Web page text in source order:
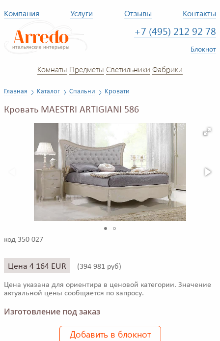
Компания Услуги Отзывы Контакты
+7 (495) 212 92 78
Блокнот
Комнаты Предметы Светильники Фабрики
Главная Каталог Спальни Кровати
Кровать MAESTRI ARTIGIANI 586
код 350 027
Цена 4 164 EUR (394 981 руб)
Цена указана для ориентира в ценовой категории. Значение
актуальной цены сообщается по запросу.
Изготовление под заказ
Добавить в блокнот